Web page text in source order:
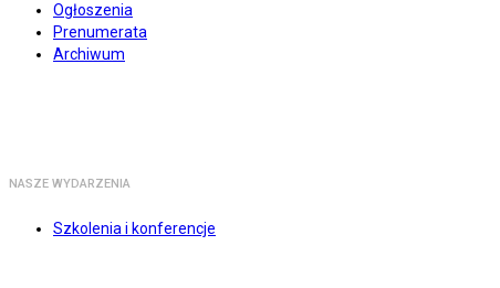
Ogłoszenia
Prenumerata
Archiwum
NASZE WYDARZENIA
Szkolenia i konferencje